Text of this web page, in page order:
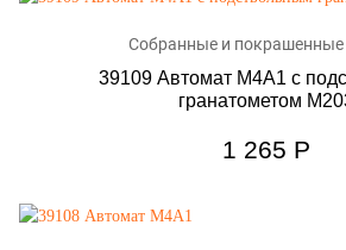
Собранные и покрашенные
39109 Автомат M4A1 с
гранатометом
1 265 Р